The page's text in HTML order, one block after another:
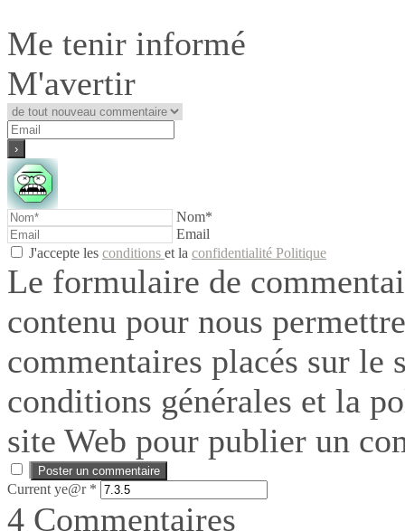
Me tenir informé
M'avertir
Nom*
Email
J'accepte les conditions et la confidentialité Politique
Le formulaire de
contenu pour nous
commentaires placés sur
conditions générales et la
site Web pour publier un
Current ye@r *
4 Commentaires